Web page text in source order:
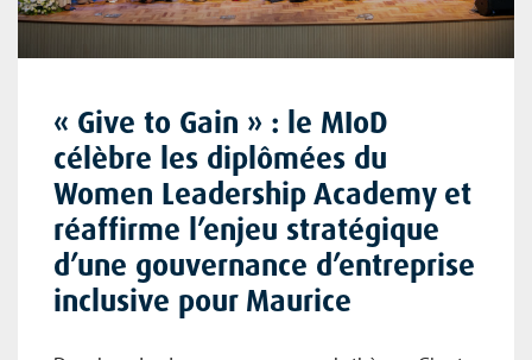
« Give to Gain » : le MIoD
célèbre les diplômées du
Women Leadership Academy et
réaffirme l’enjeu stratégique
d’une gouvernance d’entreprise
inclusive pour Maurice